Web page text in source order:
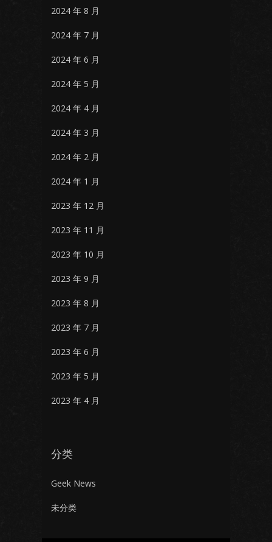
2024 年 8 月
2024 年 7 月
2024 年 6 月
2024 年 5 月
2024 年 4 月
2024 年 3 月
2024 年 2 月
2024 年 1 月
2023 年 12 月
2023 年 11 月
2023 年 10 月
2023 年 9 月
2023 年 8 月
2023 年 7 月
2023 年 6 月
2023 年 5 月
2023 年 4 月
分类
Geek News
未分类